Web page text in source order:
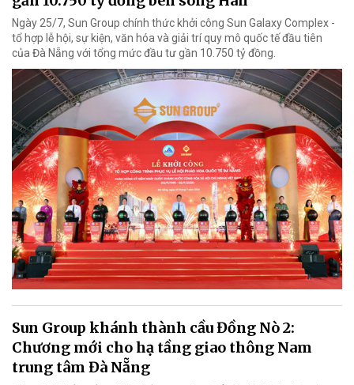
Ngày 25/7, Sun Group chính thức khởi công Sun Galaxy Complex -
tổ hợp lễ hội, sự kiện, văn hóa và giải trí quy mô quốc tế đầu tiên
của Đà Nẵng với tổng mức đầu tư gần 10.750 tỷ đồng.
Sun Group khánh thành cầu Đồng Nò 2:
Chương mới cho hạ tầng giao thông Nam
trung tâm Đà Nẵng